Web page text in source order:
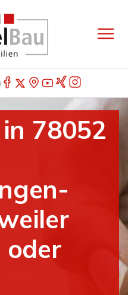
78052
oder